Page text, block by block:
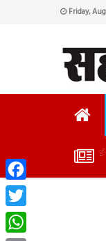
Friday,
Facebook
Twitter